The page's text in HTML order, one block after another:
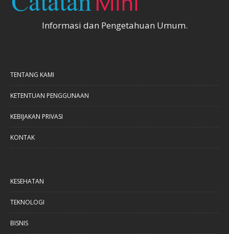
Informasi dan Pengetahuan Umum.
TENTANG KAMI
KETENTUAN PENGGUNAAN
KEBIJAKAN PRIVASI
KONTAK
KESEHATAN
TEKNOLOGI
BISNIS